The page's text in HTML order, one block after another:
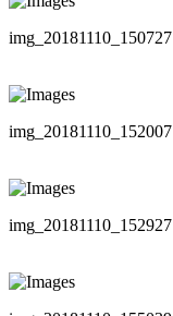
img_20181110_150727
img_20181110_152007
img_20181110_152927